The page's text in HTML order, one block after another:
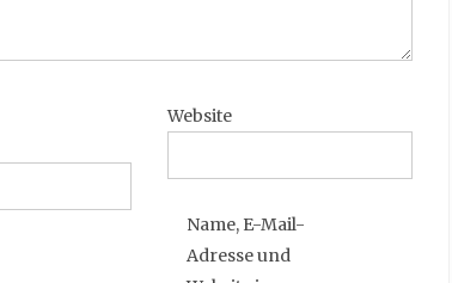
Website
Name, E-Mail-
Adresse und